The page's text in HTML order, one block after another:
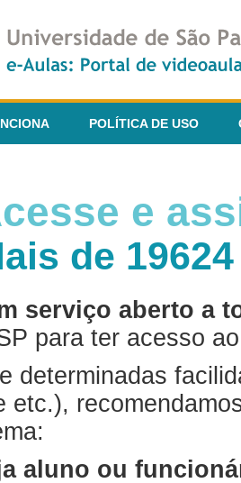
POLÍTICA DE USO
e
de
serviço aberto a
para ter acesso
determinadas
etc.),
aluno ou